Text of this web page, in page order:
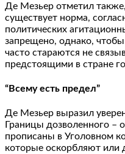
Де Мезьер отметил
существует норма,
политических
запрещено, однако,
часто стараются не
предстоящими в стране
“Всему есть предел”
Де Мезьер выразил
Границы дозволенного –
прописаны в Уголовном
которые оскорбляют или